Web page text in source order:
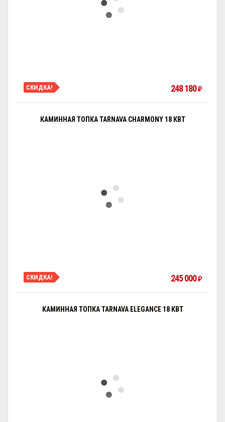
СКИДКА! 248 180₽
КАМИННАЯ ТОПКА TARNAVA CHARMONY 18 КВТ
СКИДКА! 245 000₽
КАМИННАЯ ТОПКА TARNAVA ELEGANCE 18 КВТ